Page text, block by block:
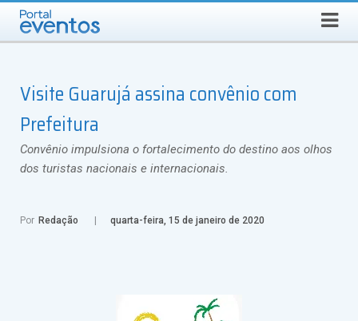
SEXTA-FEIRA, 7 DE AGOSTO DE 2026 Busca
Visite Guarujá assina convênio com
Prefeitura
Convênio impulsiona o fortalecimento do destino aos olhos
dos turistas nacionais e internacionais.
Por Redação quarta-feira, 15 de janeiro de 2020